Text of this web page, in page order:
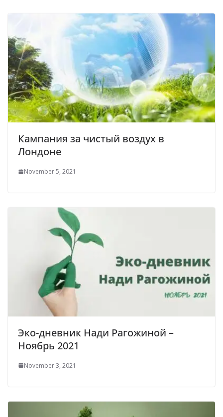
Кампания за чистый воздух в
Лондоне
November 5, 2021
Эко-дневник Нади Рагожиной –
Ноябрь 2021
November 3, 2021